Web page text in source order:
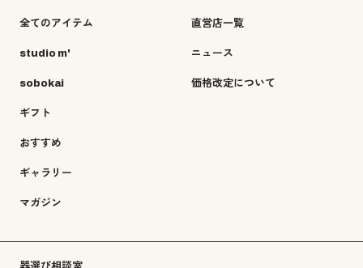
全てのアイテム
studio m'
sobokai
ギフト
おすすめ
ギャラリー
マガジン
直営店一覧
ニュース
価格改定について